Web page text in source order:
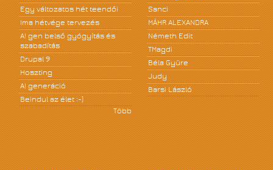
Egy változatos hét teendői
Ima hétvége tervezés
A! gen belső gyógyítás és
szabadítás
Drupal 9
Hoszting
A! generáció
Beindul az élet :-)
Több
Sanci
MÁHR ALEXANDRA
Németh Edit
TMagdi
Béla Gyüre
Judy
Barsi László